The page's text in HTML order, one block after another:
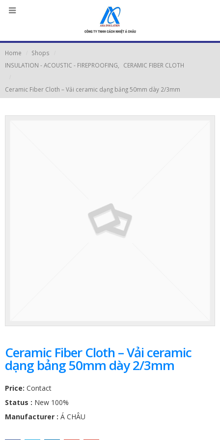
Home
Shops
INSULATION - ACOUSTIC - FIREPROOFING
CERAMIC FIBER CLOTH
Ceramic Fiber Cloth – Vải ceramic dạng bảng 50mm dày 2/3mm
Ceramic Fiber Cloth – Vải ceramic
dạng bảng 50mm dày 2/3mm
Price: Contact
Status : New 100%
Manufacturer : Á CHÂU